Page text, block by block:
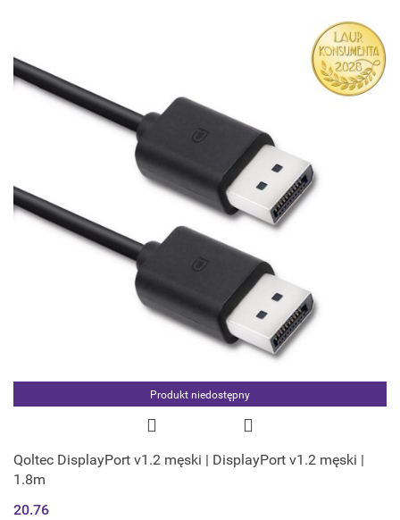
Produkt niedostępny
Qoltec DisplayPort v1.2 męski | DisplayPort v1.2 męski |
1.8m
20.76